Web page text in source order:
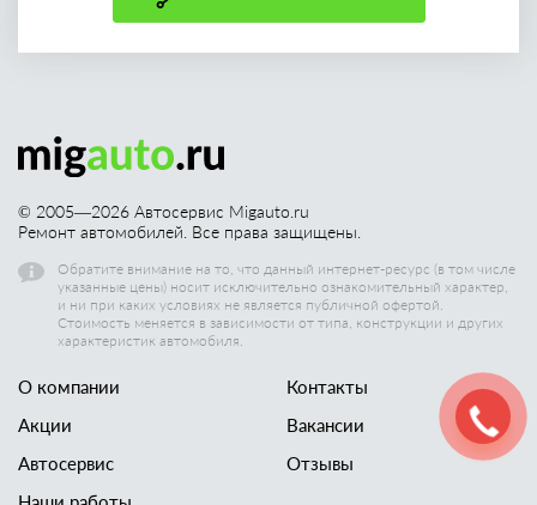
© 2005—2026 Автосервис Migauto.ru
Ремонт автомобилей. Все права защищены.
Обратите внимание на то, что данный интернет-ресурс (в том числе
указанные цены) носит исключительно ознакомительный характер,
и ни при каких условиях не является публичной офертой.
Стоимость меняется в зависимости от типа, конструкции и других
характеристик автомобиля.
О компании
Акции
Автосервис
Контакты
Вакансии
Отзывы